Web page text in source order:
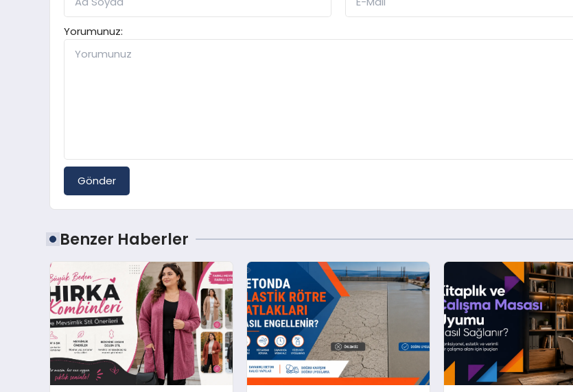
Yorumunuz:
Gönder
Benzer Haberler